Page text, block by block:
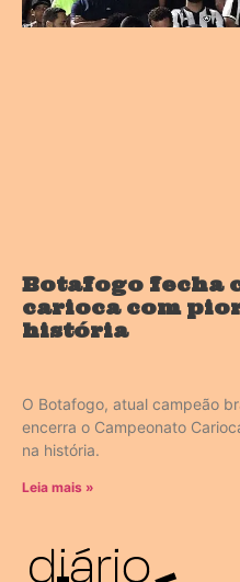
Botafogo fecha
carioca com
história
O Botafogo, atual campeão
encerra o Campeonato
na história.
Leia mais »